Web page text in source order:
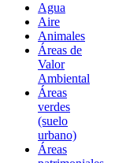
Agua
Aire
Animales
Áreas de
Valor
Ambiental
Áreas
verdes
(suelo
urbano)
Áreas